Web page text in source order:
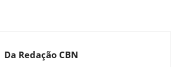
Da Redação CBN